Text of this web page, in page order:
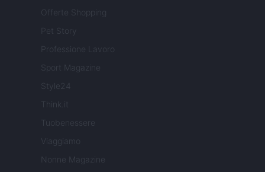
Offerte Shopping
Pet Story
Professione Lavoro
Sport Magazine
Style24
Think.it
Tuobenessere
Viaggiamo
Nonne Magazine